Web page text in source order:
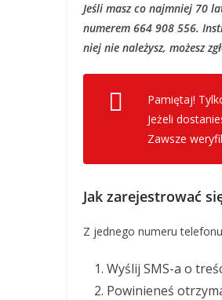
Jeśli masz co najmniej 70
numerem 664 908 556.
niej nie należysz, możesz
Pamiętaj!
Jeżeli
Zawsze
Jak zarejestrować
Z jednego numeru
Wyślij SMS-a o
Powinieneś